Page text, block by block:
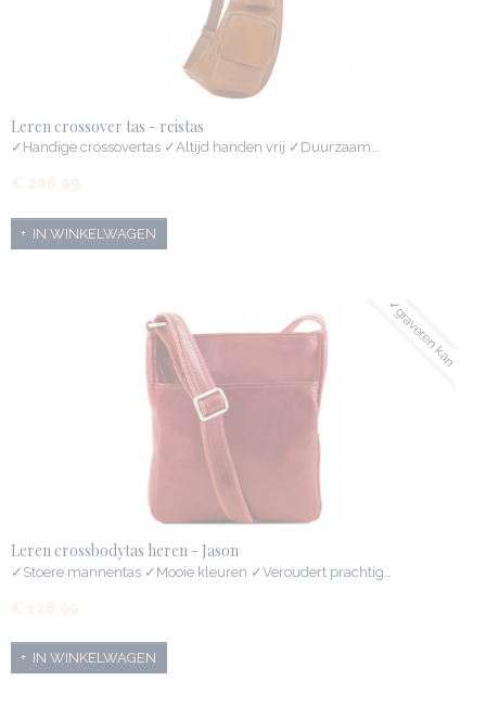
Leren crossover tas - reistas
✓Handige crossovertas ✓Altijd handen vrij ✓Duurzaam…
€ 206,99
IN WINKELWAGEN
✓graveren kan
Leren crossbodytas heren - Jason
✓Stoere mannentas ✓Mooie kleuren ✓Veroudert prachtig…
€ 128,99
IN WINKELWAGEN